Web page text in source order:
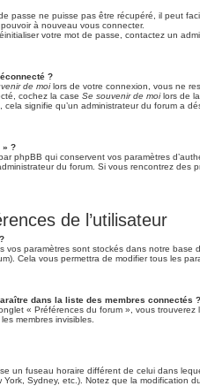
passe ne puisse pas être récupéré, il peut
à nouveau vous connecter.
votre mot de passe, contactez un
?
de moilors de votre connexion, vous ne
cochez la case Se souvenir de moilors de la
signifie qu’un administrateur du forum a
» ?
phpBB qui conservent vos paramètres
du forum. Si vous rencontrez des
de l’utilisateur
vos paramètres sont stockés dans notre base
Cela vous permettra de modifier tous les
dans la liste des membres connectés ?
« Préférences du forum », vous trouverez
membres invisibles.
un fuseau horaire différent de celui dans
Sydney, etc.). Notez que la modification